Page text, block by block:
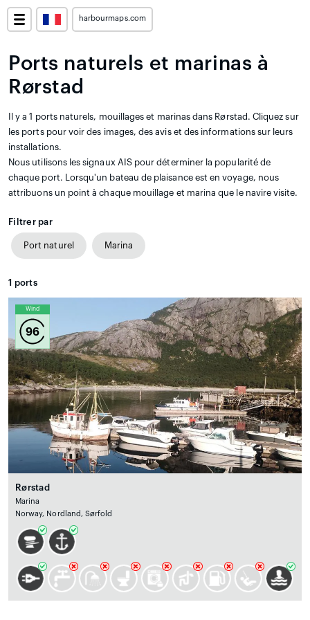
harbourmaps.com
Ports naturels et marinas à
Rørstad
Il y a 1 ports naturels, mouillages et marinas dans Rørstad. Cliquez sur
les ports pour voir des images, des avis et des informations sur leurs
installations.
Nous utilisons les signaux AIS pour déterminer la popularité de
chaque port. Lorsqu'un bateau de plaisance est en voyage, nous
attribuons un point à chaque mouillage et marina que le navire visite.
Filtrer par
Port naturel Marina
1 ports
Wind
96
Rørstad
Marina
Norway, Nordland, Sørfold